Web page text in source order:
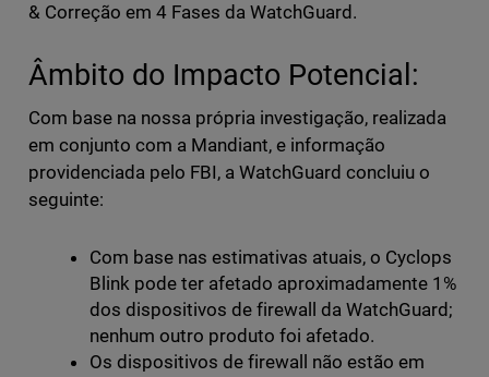
& Correção em 4 Fases da WatchGuard.
Âmbito do Impacto Potencial:
Com base na nossa própria investigação, realizada
em conjunto com a Mandiant, e informação
providenciada pelo FBI, a WatchGuard concluiu o
seguinte:
Com base nas estimativas atuais, o Cyclops
Blink pode ter afetado aproximadamente 1%
dos dispositivos de firewall da WatchGuard;
nenhum outro produto foi afetado.
Os dispositivos de firewall não estão em